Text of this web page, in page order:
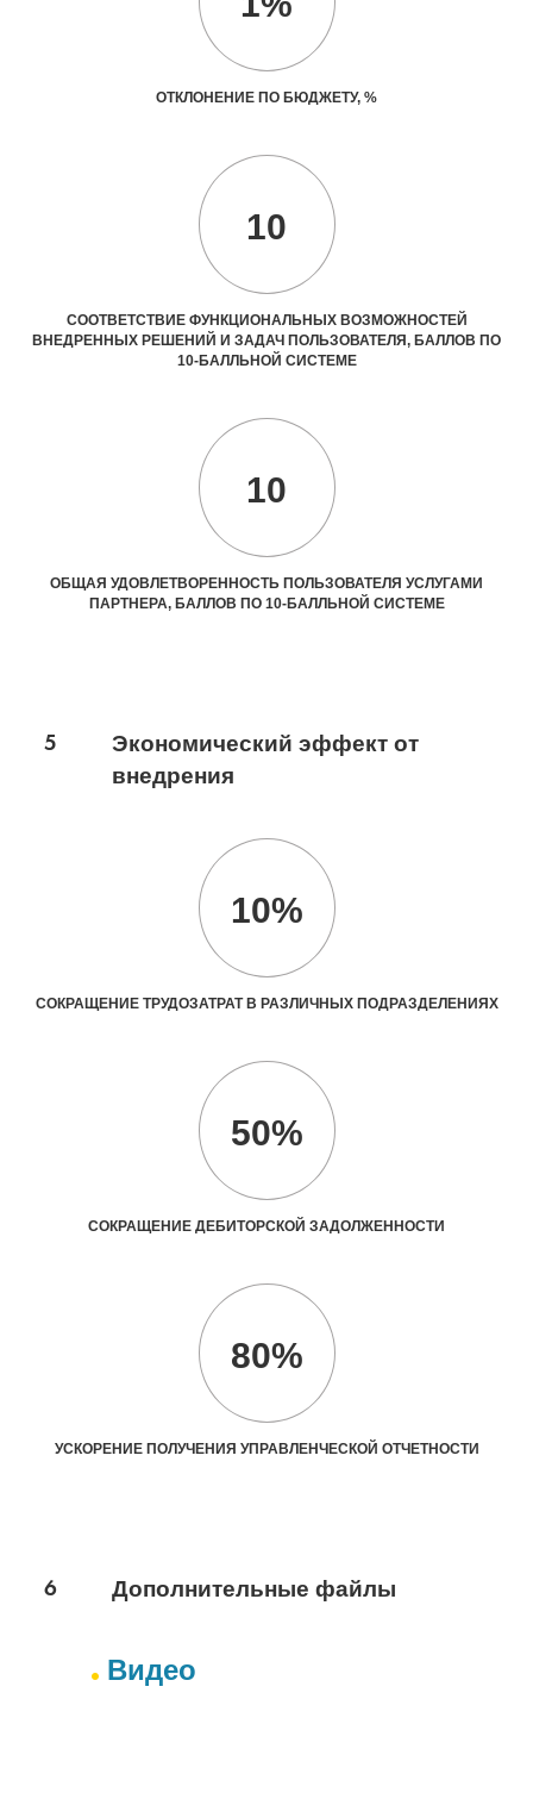
ОТКЛОНЕНИЕ ПО БЮДЖЕТУ, %
10
СООТВЕТСТВИЕ ФУНКЦИОНАЛЬНЫХ ВОЗМОЖНОСТЕЙ
ВНЕДРЕННЫХ РЕШЕНИЙ И ЗАДАЧ ПОЛЬЗОВАТЕЛЯ, БАЛЛОВ ПО
10-БАЛЛЬНОЙ СИСТЕМЕ
10
ОБЩАЯ УДОВЛЕТВОРЕННОСТЬ ПОЛЬЗОВАТЕЛЯ УСЛУГАМИ
ПАРТНЕРА, БАЛЛОВ ПО 10-БАЛЛЬНОЙ СИСТЕМЕ
5
Экономический эффект от
внедрения
10%
СОКРАЩЕНИЕ ТРУДОЗАТРАТ В РАЗЛИЧНЫХ ПОДРАЗДЕЛЕНИЯХ
50%
СОКРАЩЕНИЕ ДЕБИТОРСКОЙ ЗАДОЛЖЕННОСТИ
80%
УСКОРЕНИЕ ПОЛУЧЕНИЯ УПРАВЛЕНЧЕСКОЙ ОТЧЕТНОСТИ
6 Дополнительные файлы
Видео